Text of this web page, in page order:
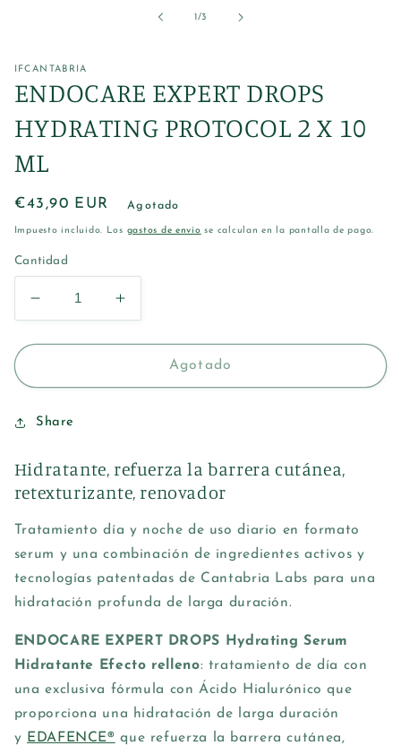
1/de
3
IFCANTABRIA
ENDOCARE EXPERT DROPS
HYDRATING PROTOCOL 2 X 10
ML
Precio
habitual
€43,90 EUR Agotado
Impuesto incluido. Los gastos de envío se calculan en la pantalla de pago.
Cantidad
Reducir
cantidad
para
EXPERT
HYDRATING
2
X
10
ML
Aumentar
cantidad
para
ENDOCARE
EXPERT
2
X
10
ML
Agotado
Share
Hidratante, refuerza la barrera cutánea,
retexturizante, renovador
Tratamiento día y noche de uso diario en formato
serum y una combinación de ingredientes activos y
tecnologías patentadas de Cantabria Labs para una
hidratación profunda de larga duración.
ENDOCARE EXPERT DROPS Hydrating Serum
Hidratante Efecto relleno: tratamiento de día con
una exclusiva fórmula con Ácido Hialurónico que
proporciona una hidratación de larga duración
y EDAFENCE® que refuerza la barrera cutánea,